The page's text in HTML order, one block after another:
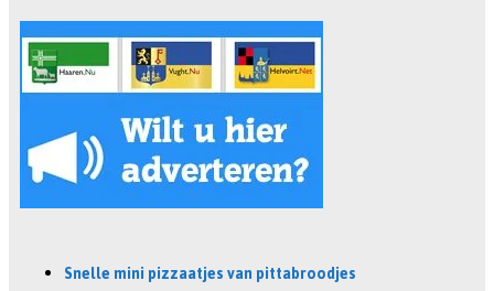
Snelle mini pizzaatjes van pittabroodjes